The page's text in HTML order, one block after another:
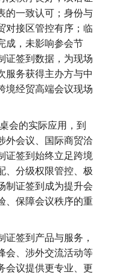
的一致认可；身份与
对接区管控有序；临
成，未影响参会节
证签到数据，为现场
服务获得主办方与中
境经贸高端会议现场
会的实际应用，到
外会议、国际商贸洽
证签到始终立足跨境
、分级权限管控、极
制证签到成为提升会
、保障会议秩序的重
证签到产品与服务，
会、涉外交流活动等
会议提供更专业、更